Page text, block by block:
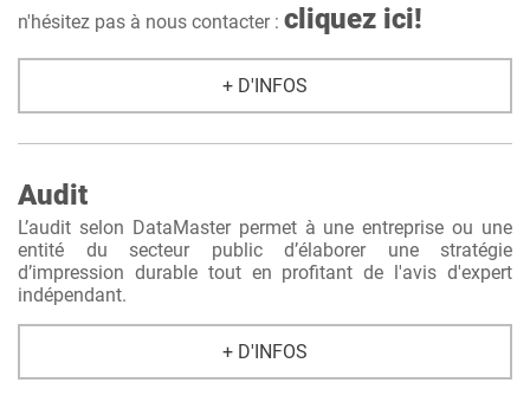
n'hésitez pas à nous contacter : cliquez ici!
+ D'INFOS
Audit
L’audit selon DataMaster permet à une entreprise ou une
entité du secteur public d’élaborer une stratégie
d’impression durable tout en profitant de l'avis d'expert
indépendant.
+ D'INFOS